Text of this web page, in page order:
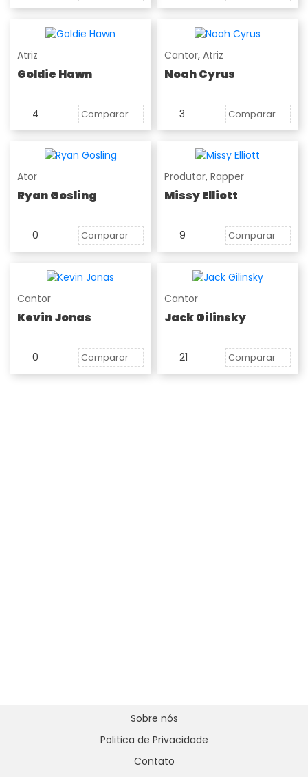
Atriz
Goldie Hawn
4 Comparar
Cantor, Atriz
Noah Cyrus
3 Comparar
Ator
Ryan Gosling
0 Comparar
Produtor, Rapper
Missy Elliott
9 Comparar
Cantor
Kevin Jonas
0 Comparar
Cantor
Jack Gilinsky
21 Comparar
Sobre nós
Politica de Privacidade
Contato